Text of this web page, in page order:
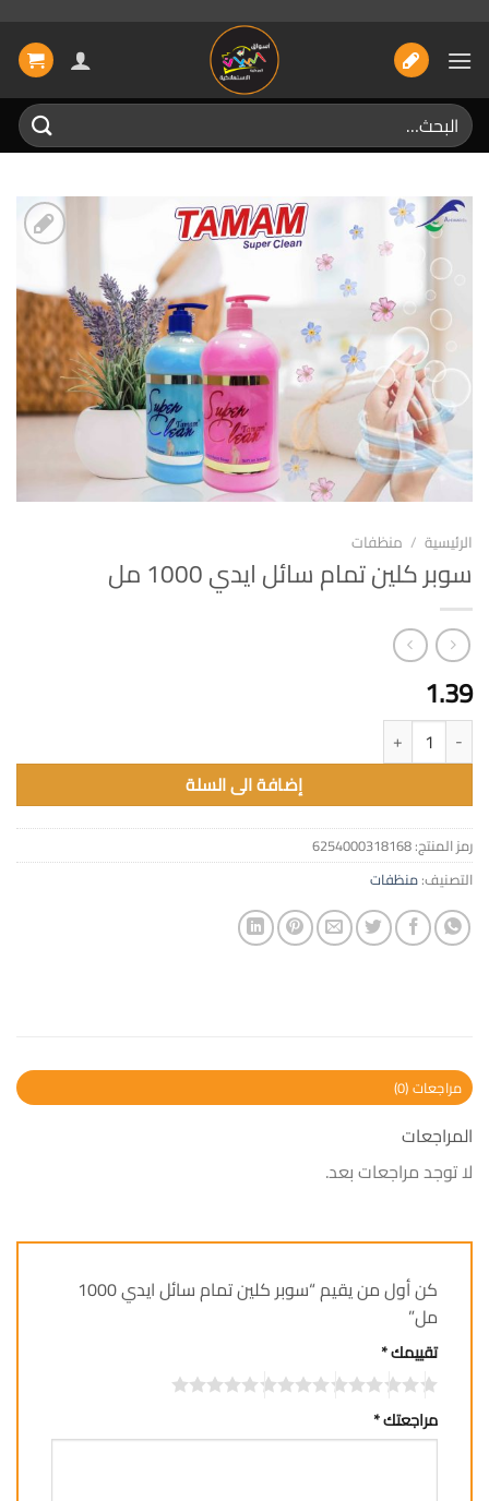
البحث
عن:
الى
المفضلة
الرئيسية / منظفات
سوبر كلين تمام سائل ايدي 1000 مل
1.39
كمية سوبر كلين تمام سائل ايدي 1000 مل
إضافة الى السلة
رمز المنتج:6254000318168
التصنيف:منظفات
مراجعات (0)
المراجعات
لا توجد مراجعات بعد.
كن أول من يقيم “سوبر كلين تمام سائل ايدي 1000
مل”
تقييمك*
مراجعتك*